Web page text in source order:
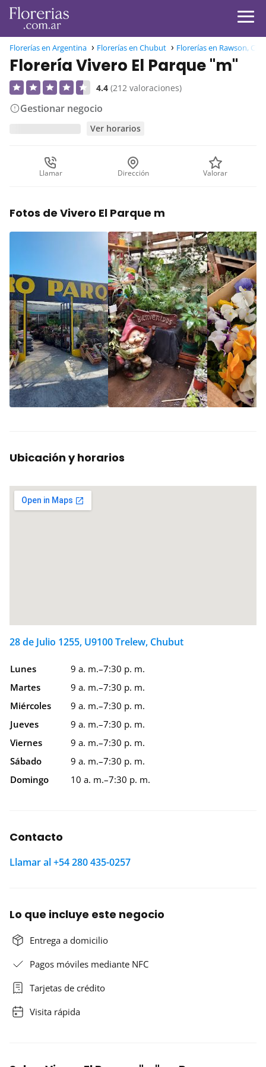
Florerías en Argentina Florerías en Chubut Florerías en Rawson,
Florería Vivero El Parque "m"
4.4 (212 valoraciones)
Gestionar negocio
Ver horarios
Llamar Dirección Valorar
Fotos de Vivero El Parque m
Ubicación y horarios
28 de Julio 1255, U9100 Trelew, Chubut
Lunes
9 a. m.–7:30 p. m.
Martes
9 a. m.–7:30 p. m.
Miércoles
9 a. m.–7:30 p. m.
Jueves
9 a. m.–7:30 p. m.
Viernes
9 a. m.–7:30 p. m.
Sábado
9 a. m.–7:30 p. m.
Domingo
10 a. m.–7:30 p. m.
Contacto
Llamar al +54 280 435-0257
Lo que incluye este negocio
Entrega a domicilio
Pagos móviles mediante NFC
Tarjetas de crédito
Visita rápida